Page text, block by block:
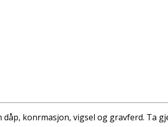
konfirmasjon, vigsel og gravferd. Ta